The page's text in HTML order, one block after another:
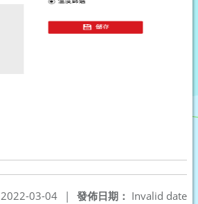
發佈日期： Invalid date
2022-03-04
|